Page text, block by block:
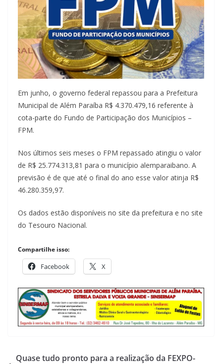
Em junho, o governo federal repassou para a Prefeitura
Municipal de Além Paraíba R$ 4.370.479,16 referente à
cota-parte do Fundo de Participação dos Municípios –
FPM.
Nos últimos seis meses o FPM repassado atingiu o valor
de R$ 25.774.313,81 para o município alemparaibano. A
previsão é de que até o final do ano esse valor atinja R$
46.280.359,97.
Os dados estão disponíveis no site da prefeitura e no site
do Tesouro Nacional.
Compartilhe isso:
Facebook X
Quase tudo pronto para a realização da FEXPO-